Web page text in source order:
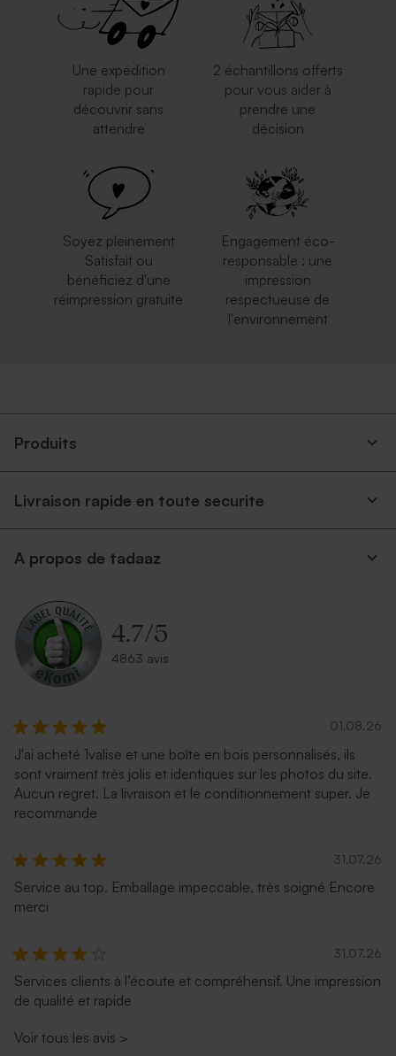
Jolie enveloppe blanche
Enveloppe voeux
Enveloppe rectangle bleu
Enveloppe crème
autocollante
Enveloppe crème rectangle
Enveloppe vœux eucalyptus
Une expédition
rapide pour
découvrir sans
attendre
2 échantillons offerts
pour vous aider à
prendre une
décision
Soyez pleinement
Satisfait ou
bénéficiez d'une
réimpression gratuite
Engagement éco-
responsable : une
impression
respectueuse de
l'environnement
Produits
Livraison rapide en toute securite
A propos de tadaaz
4.7/5
4863 avis
01.08.26
J'ai acheté 1valise et une boîte en bois personnalisés, ils
sont vraiment très jolis et identiques sur les photos du site.
Aucun regret. La livraison et le conditionnement super. Je
recommande
31.07.26
Service au top. Emballage impeccable, très soigné Encore
merci
31.07.26
Services clients à l’écoute et compréhensif. Une impression
de qualité et rapide
Voir tous les avis >